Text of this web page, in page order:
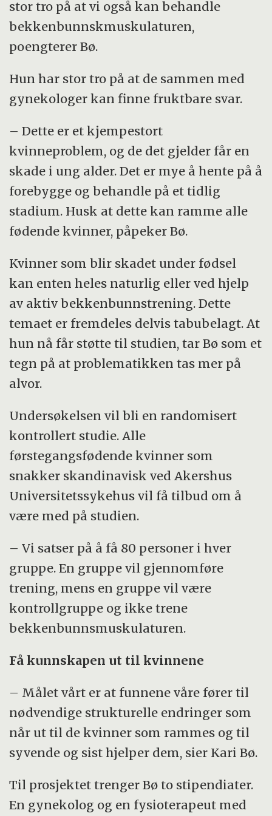
stor tro på at vi også kan behandle
bekkenbunnskmuskulaturen,
poengterer Bø.
Hun har stor tro på at de sammen med
gynekologer kan finne fruktbare svar.
– Dette er et kjempestort
kvinneproblem, og de det gjelder får en
skade i ung alder. Det er mye å hente på å
forebygge og behandle på et tidlig
stadium. Husk at dette kan ramme alle
fødende kvinner, påpeker Bø.
Kvinner som blir skadet under fødsel
kan enten heles naturlig eller ved hjelp
av aktiv bekkenbunnstrening. Dette
temaet er fremdeles delvis tabubelagt. At
hun nå får støtte til studien, tar Bø som et
tegn på at problematikken tas mer på
alvor.
Undersøkelsen vil bli en randomisert
kontrollert studie. Alle
førstegangsfødende kvinner som
snakker skandinavisk ved Akershus
Universitetssykehus vil få tilbud om å
være med på studien.
– Vi satser på å få 80 personer i hver
gruppe. En gruppe vil gjennomføre
trening, mens en gruppe vil være
kontrollgruppe og ikke trene
bekkenbunnsmuskulaturen.
Få kunnskapen ut til kvinnene
– Målet vårt er at funnene våre fører til
nødvendige strukturelle endringer som
når ut til de kvinner som rammes og til
syvende og sist hjelper dem, sier Kari Bø.
Til prosjektet trenger Bø to stipendiater.
En gynekolog og en fysioterapeut med